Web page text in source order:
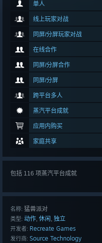
单人
线上玩家对战
同屏/分屏玩家对战
在线合作
同屏/分屏合作
同屏/分屏
跨平台多人
蒸汽平台成就
应用内购买
家庭共享
包括 116 项蒸汽平台成就
名称: 猛兽派对
类型: 动作, 休闲, 独立
开发者: Recreate Games
发行商: Source Technology